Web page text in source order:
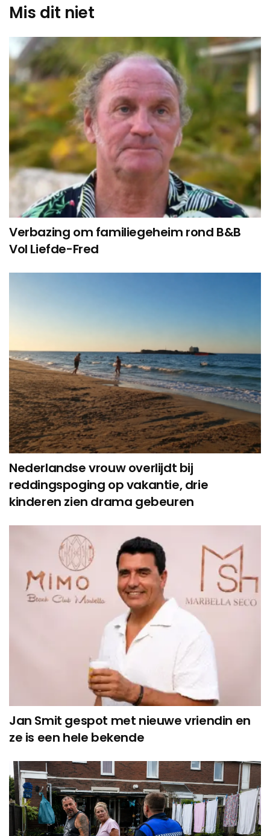
Mis dit niet
Verbazing om familiegeheim rond B&B
Vol Liefde-Fred
Nederlandse vrouw overlijdt bij
reddingspoging op vakantie, drie
kinderen zien drama gebeuren
Jan Smit gespot met nieuwe vriendin en
ze is een hele bekende